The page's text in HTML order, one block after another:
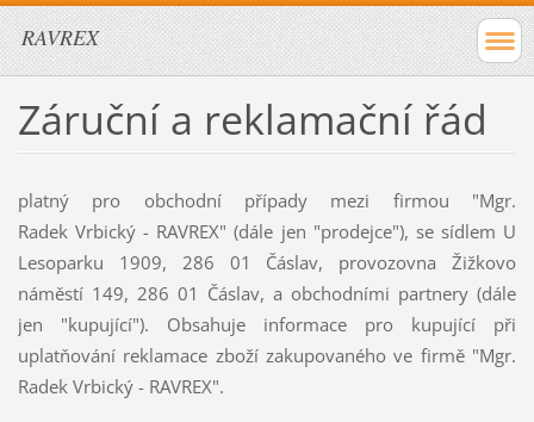
RAVREX
Záruční a reklamační řád
platný pro obchodní případy mezi firmou "Mgr.
Radek Vrbický - RAVREX" (dále jen "prodejce"), se sídlem U
Lesoparku 1909, 286 01 Čáslav, provozovna Žižkovo
náměstí 149, 286 01 Čáslav, a obchodními partnery (dále
jen "kupující"). Obsahuje informace pro kupující při
uplatňování reklamace zboží zakupovaného ve firmě "Mgr.
Radek Vrbický - RAVREX".